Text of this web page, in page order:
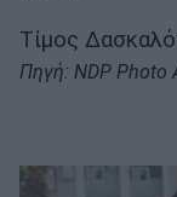
Τίμος
Πηγή: NDP Photo